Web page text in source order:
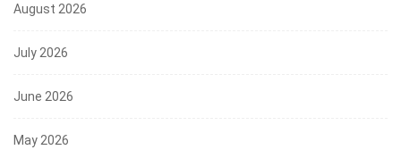
August 2026
July 2026
June 2026
May 2026